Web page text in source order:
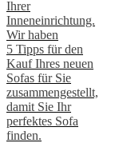
Ihrer
Inneneinrichtung.
Wir haben
5 Tipps für den
Kauf Ihres neuen
Sofas für Sie
zusammengestellt,
damit Sie Ihr
perfektes Sofa
finden.